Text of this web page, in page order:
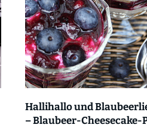
Hallihallo und
– Blaubeer-Cheesecake-